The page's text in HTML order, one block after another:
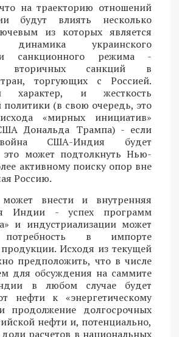
на траекторию отношений
влиять несколько
из которых является
динамика украинского
санкционного режима -
вторичных санкций в
торгующих с Россией.
характер, и жесткость
политики (в свою очередь, это
«мирных инициатив»
Дональда Трампа) - если
США-Индия будет
это может подтолкнуть Нью-
активному поиску опор вне
Россию.
внести и внутренняя
Индии - успех программ
и индустриализации может
потребность в импорте
Исходя из текущей
предположить, что в числе
для обсуждения на саммите
в любом случае будет
нефти к «энергетическому
продолжение долгосрочных
нефти и, потенциально,
расчетов в национальных